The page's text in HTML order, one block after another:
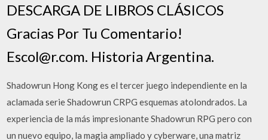
DESCARGA DE LIBROS CLÁSICOS
Gracias Por Tu Comentario!
Escol@r.com. Historia Argentina.
Shadowrun Hong Kong es el tercer juego independiente en la
aclamada serie Shadowrun CRPG esquemas atolondrados. La
experiencia de la más impresionante Shadowrun RPG pero con
un nuevo equipo, la magia ampliado y cyberware, una matriz